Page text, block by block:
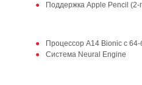
Поддержка Apple Pencil
Процессор A14 Bionic с 64-
Система Neural Engine